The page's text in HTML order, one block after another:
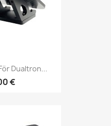
Dualtron...
€